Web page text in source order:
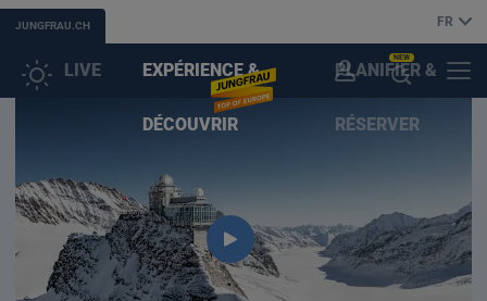
JUNGFRAU.CH FR
LIVE EXPÉRIENCE &
DÉCOUVRIR
PLANIFIER &
RÉSERVER
NEW